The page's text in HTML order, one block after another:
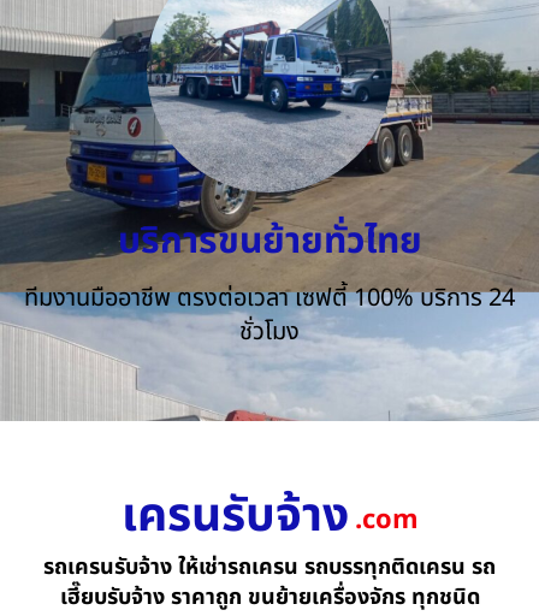
บริการขนย้ายทั่วไทย
ทีมงานมืออาชีพ ตรงต่อเวลา เซฟตี้ 100% บริการ 24
ชั่วโมง
เครนรับจ้าง .com
รถเครนรับจ้าง ให้เช่ารถเครน รถบรรทุกติดเครน รถ
เฮี๊ยบรับจ้าง ราคาถูก ขนย้ายเครื่องจักร ทุกชนิด